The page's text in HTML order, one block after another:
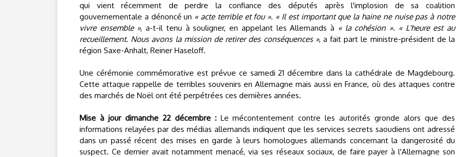
qui vient récemment de perdre la confiance des députés après l'implosion de sa coalition
gouvernementale a dénoncé un « acte terrible et fou ». « Il est important que la haine ne nuise pas à notre
vivre ensemble », a-t-il tenu à souligner, en appelant les Allemands à « la cohésion ». « L'heure est au
recueillement. Nous avons la mission de retirer des conséquences », a fait part le ministre-président de la
région Saxe-Anhalt, Reiner Haseloff.
Une cérémonie commémorative est prévue ce samedi 21 décembre dans la cathédrale de Magdebourg.
Cette attaque rappelle de terribles souvenirs en Allemagne mais aussi en France, où des attaques contre
des marchés de Noël ont été perpétrées ces dernières années.
Mise à jour dimanche 22 décembre :Le mécontentement contre les autorités gronde alors que des
informations relayées par des médias allemands indiquent que les services secrets saoudiens ont adressé
dans un passé récent des mises en garde à leurs homologues allemands concernant la dangerosité du
suspect. Ce dernier avait notamment menacé, via ses réseaux sociaux, de faire payer à l'Allemagne son